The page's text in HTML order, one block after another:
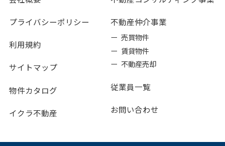
プライバシーポリシー
利用規約
サイトマップ
物件カタログ
イクラ不動産
不動産仲介事業
ー 売買物件
ー 賃貸物件
ー 不動産売却
従業員一覧
お問い合わせ